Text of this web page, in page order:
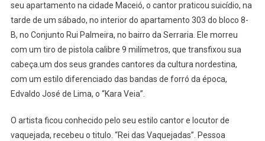
seu apartamento na cidade Maceió, o cantor praticou suicídio, na
tarde de um sábado, no interior do apartamento 303 do bloco 8-
B, no Conjunto Rui Palmeira, no bairro da Serraria. Ele morreu
com um tiro de pistola calibre 9 milímetros, que transfixou sua
cabeça.um dos seus grandes cantores da cultura nordestina,
com um estilo diferenciado das bandas de forró da época,
Edvaldo José de Lima, o “Kara Veia”.
O artista ficou conhecido pelo seu estilo cantor e locutor de
vaquejada, recebeu o titulo. “Rei das Vaquejadas”. Pessoa